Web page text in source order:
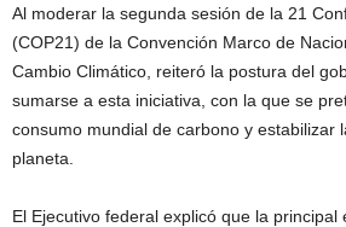
Al moderar la segunda sesión de la 21
(COP21) de la Convención Marco de
Cambio Climático, reiteró la postura del
sumarse a esta iniciativa, con la que se
consumo mundial de carbono y estabilizar
planeta.
El Ejecutivo federal explicó que la